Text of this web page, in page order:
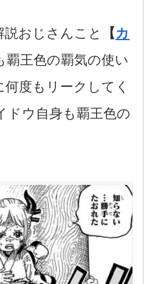
おじさんこと 【 カ
覇王色の覇気の使い
度もリークしてく
ドウ自身も覇王色の